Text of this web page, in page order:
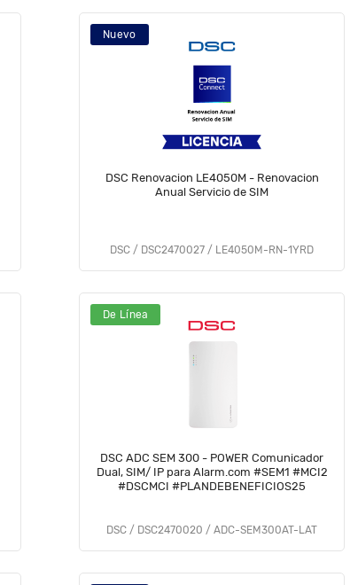
Nuevo
DSC Renovacion LE4050M - Renovacion
Anual Servicio de SIM
DSC / DSC2470027 / LE4050M-RN-1YRD
De Línea
DSC ADC SEM 300 - POWER Comunicador
Dual, SIM/ IP para Alarm.com #SEM1 #MCI2
#DSCMCI #PLANDEBENEFICIOS25
DSC / DSC2470020 / ADC-SEM300AT-LAT